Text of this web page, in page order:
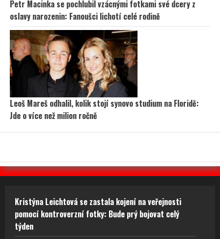
Petr Macinka se pochlubil vzácnými fotkami své dcery z
oslavy narozenin: Fanoušci lichotí celé rodině
Leoš Mareš odhalil, kolik stojí synovo studium na Floridě:
Jde o více než milion ročně
Kristýna Leichtová se zastala kojení na veřejnosti
pomocí kontroverzní fotky: Bude prý bojovat celý
týden